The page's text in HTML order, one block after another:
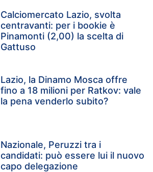
Calciomercato Lazio, svolta
centravanti: per i bookie è
Pinamonti (2,00) la scelta di
Gattuso
Lazio, la Dinamo Mosca offre
fino a 18 milioni per Ratkov: vale
la pena venderlo subito?
Nazionale, Peruzzi tra i
candidati: può essere lui il nuovo
capo delegazione